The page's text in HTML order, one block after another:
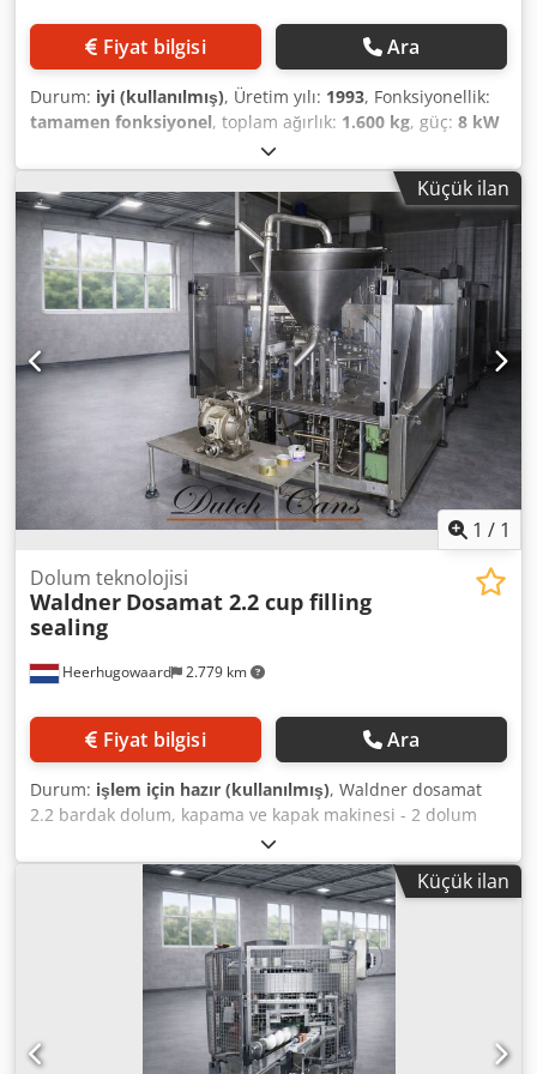
geçişlerinde duruş sürelerini en aza indirmek için,
sorunsuz bir şekilde Yerinde Temizleme ve Yerinde
Sterilizasyon sistemlerine entegre edilebilir şekilde
tasarlanmıştır. * 1. İstasyon: Kap İstasyonu * 2. İstasyon:
Seviye Kontrolü ve çift veya eksik kap kontrolü için * 3.
İstasyon: Kaplar için H2O2 Dezenfeksiyon İstasyonu
Dcsdpfx Alezqtkzs Isk * 4. İstasyon: Dolum İstasyonu * 5.
İstasyon: Alüminyum Kapak H2O2 Dezenfeksiyon İstasyonu
* 6. İstasyon: Termal Sızdırmazlık İstasyonu * 7. İstasyon:
Son Kullanma Tarihi Baskı İstasyonu * 8. İstasyon: Entegre
Kavrama
Fiyat bilgisi Ara
Durum: iyi (kullanılmış), Üretim yılı: 1993, Fonksiyonellik:
tamamen fonksiyonel, toplam ağırlık: 1.600 kg, güç: 8 kW
dokümantasyon / kılavuz
GRUNDWALD Model: DOSOMAT 2/2 Üretim yılı: 1993
Dcjdozhxapepfx Al Iek Kapasite: 4.800 bardak/saat Format:
Dikdörtgen (lor peyniri için) Ø 95 mm bardak (yoğurt için)
Makine ağırlığı: 1.600 kg Durum: iyi, tamamen çalışır
durumda
Küçük ilan
1 / 1
Heerhugowaard 2.779 km
Dolum teknolojisi
Waldner Dosamat 2.2 cup filling
sealing
Fiyat bilgisi Ara
Durum: işlem için hazır (kullanılmış), Waldner dosamat
2.2 bardak dolum, kapama ve kapak makinesi - 2 dolum
hattı - Saate kadar 4.800 bardak kapasitesi Dedpfx
Aleyzyvne Isck - Bardak ayırıcı - Viskoz ürünler için pistonlu
dolum ünitesi - Sızdırmazlık filmi ayırıcısı - Isı ile kapatma -
Kapak takma ünitesi
Küçük ilan